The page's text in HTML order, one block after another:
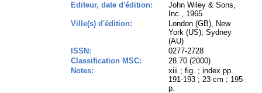
Editeur, date d'édition:
John Wiley & Sons,
Inc., 1965
Ville(s) d'édition:
London (GB), New
York (US), Sydney
(AU)
ISSN:
0277-2728
Classification MSC:
28.70 (2000)
Notes:
xiii ; fig. ; index pp.
191-193 ; 23 cm ; 195
p.